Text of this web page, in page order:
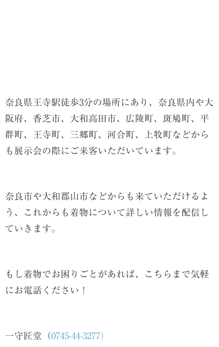
奈良県王寺駅徒歩3分の場所にあり、奈良県内や大
阪府、香芝市、大和高田市、広陵町、斑鳩町、平
群町、王寺町、三郷町、河合町、上牧町などから
も展示会の際にご来客いただいています。
奈良市や大和郡山市などからも来ていただけるよ
う、これからも着物について詳しい情報を配信し
ていきます。
もし着物でお困りごとがあれば、こちらまで気軽
にお電話ください！
一守匠堂（0745-44-3277）